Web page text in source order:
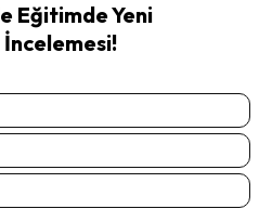
Eğitimde Yeni